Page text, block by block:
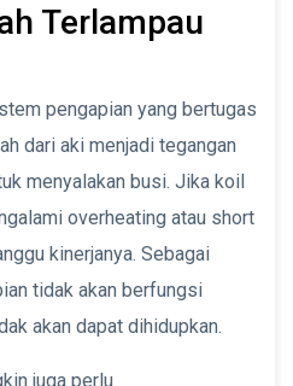
Terlampau
pengapian yang bertugas
dari aki menjadi tegangan
menyalakan busi. Jika koil
overheating atau short
kinerjanya. Sebagai
tidak akan berfungsi
akan dapat dihidupkan.
juga perlu